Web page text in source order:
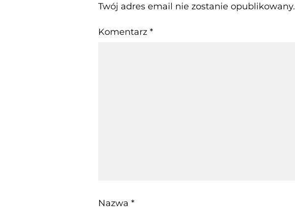
Twój adres email nie zostanie opublikowany.
Komentarz *
Nazwa *